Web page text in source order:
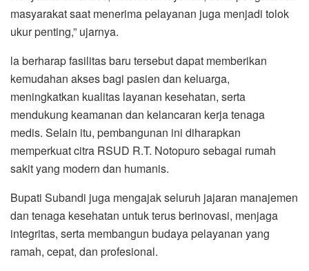
masyarakat saat menerima pelayanan juga menjadi tolok
ukur penting,” ujarnya.
la berharap fasilitas baru tersebut dapat memberikan
kemudahan akses bagi pasien dan keluarga,
meningkatkan kualitas layanan kesehatan, serta
mendukung keamanan dan kelancaran kerja tenaga
medis. Selain itu, pembangunan ini diharapkan
memperkuat citra RSUD R.T. Notopuro sebagai rumah
sakit yang modern dan humanis.
Bupati Subandi juga mengajak seluruh jajaran manajemen
dan tenaga kesehatan untuk terus berinovasi, menjaga
integritas, serta membangun budaya pelayanan yang
ramah, cepat, dan profesional.